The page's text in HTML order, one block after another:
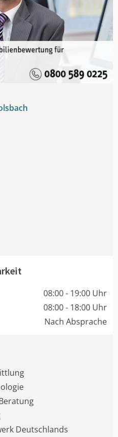
08:00 - 19:00 Uhr
08:00 - 18:00 Uhr
Nach Absprache
Deutschlands